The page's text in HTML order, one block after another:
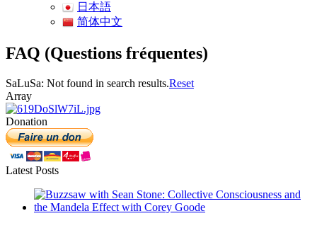
日本語
简体中文
FAQ (Questions fréquentes)
SaLuSa: Not found in search results.Reset
Array
Donation
Latest Posts